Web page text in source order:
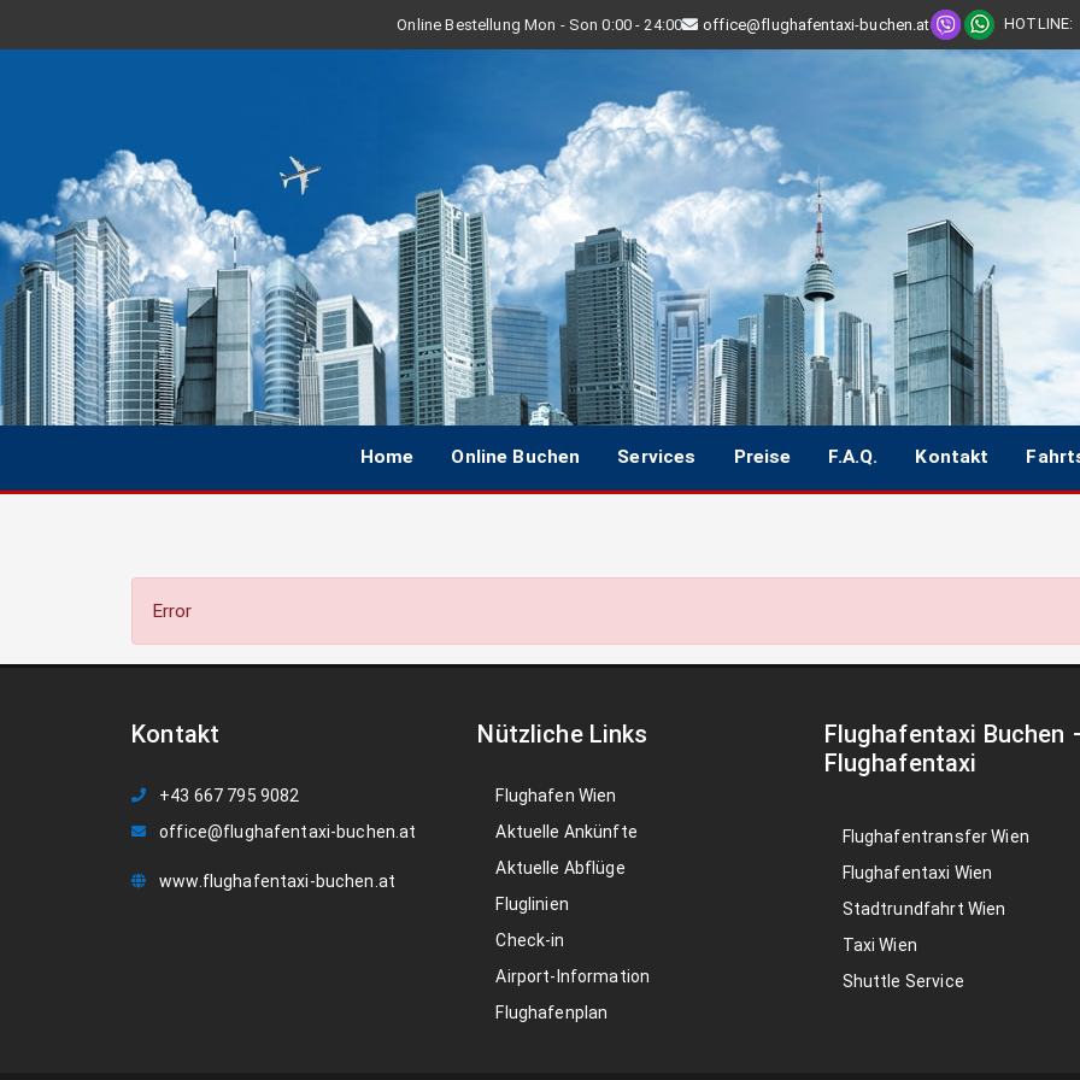
Online Bestellung Mon - Son 0:00 - 24:00 office@flughafentaxi-buchen.at HOTLINE:
Home Online Buchen Services Preise F.A.Q. Kontakt
Error
Kontakt
+43 667 795 9082
office@flughafentaxi-buchen.at
www.flughafentaxi-buchen.at
Nützliche Links
Flughafen Wien
Aktuelle Ankünfte
Aktuelle Abflüge
Fluglinien
Check-in
Airport-Information
Flughafenplan
Flughafentaxi Buchen
Flughafentaxi
Flughafentransfer Wien
Flughafentaxi Wien
Stadtrundfahrt Wien
Taxi Wien
Shuttle Service